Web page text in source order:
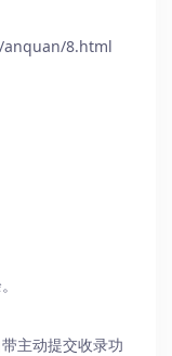
8.html
主动提交收录功